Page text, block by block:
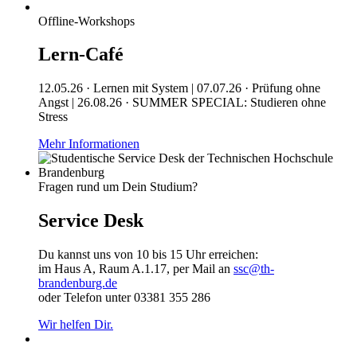
Offline-Workshops
Lern-Café
12.05.26 · Lernen mit System | 07.07.26 · Prüfung ohne
Angst | 26.08.26 · SUMMER SPECIAL: Studieren ohne
Stress
Mehr Informationen
Fragen rund um Dein Studium?
Service Desk
Du kannst uns von 10 bis 15 Uhr erreichen:
im Haus A, Raum A.1.17, per Mail an ssc@th-
brandenburg.de
oder Telefon unter 03381 355 286
Wir helfen Dir.